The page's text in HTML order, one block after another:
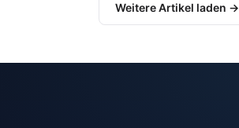
Weitere Artikel laden →